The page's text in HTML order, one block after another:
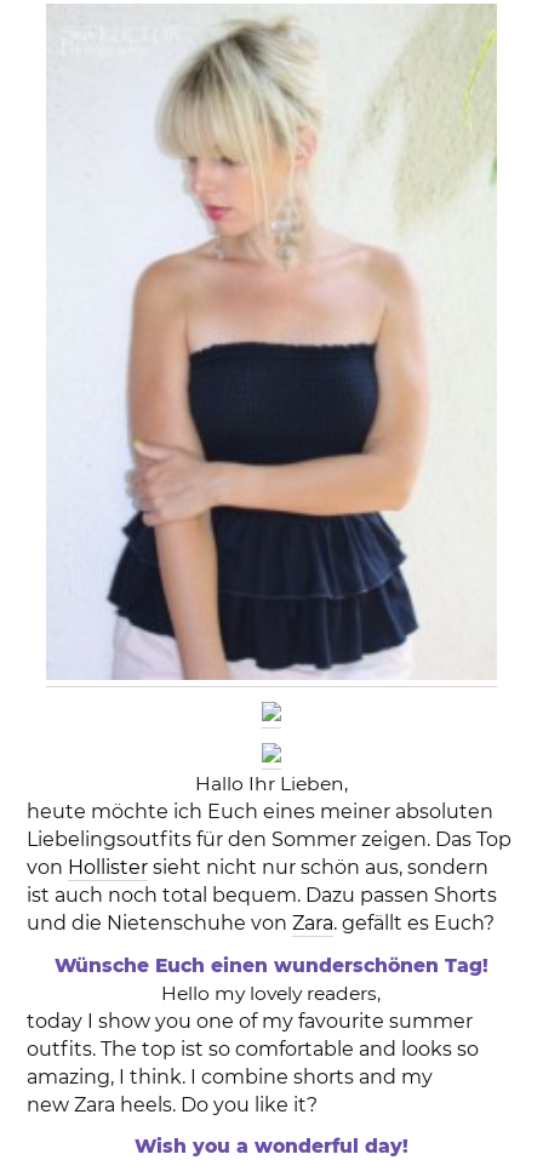
Hallo Ihr Lieben,
heute möchte ich Euch eines meiner absoluten
Liebelingsoutfits für den Sommer zeigen. Das Top
von Hollister sieht nicht nur schön aus, sondern
ist auch noch total bequem. Dazu passen Shorts
und die Nietenschuhe vonZara. gefällt es Euch?
Wünsche Euch einen wunderschönen Tag!
Hello my lovely readers,
today I show you one of my favourite summer
outfits. The top ist so comfortable and looks so
amazing, I think. I combine shorts and my
new Zara heels. Do you like it?
Wish you a wonderful day!